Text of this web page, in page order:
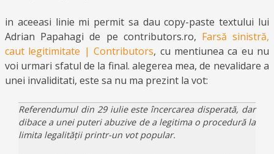
in aceeasi linie mi permit sa dau copy-paste textului lui
Adrian Papahagi de pe contributors.ro, Farsă sinistră,
caut legitimitate | Contributors, cu mentiunea ca eu nu
voi urmari sfatul de la final. alegerea mea, de nevalidare a
unei invaliditati, este sa nu ma prezint la vot:
Referendumul din 29 iulie este încercarea disperată, dar
dibace a unei puteri abuzive de a legitima o procedură la
limita legalității printr-un vot popular.